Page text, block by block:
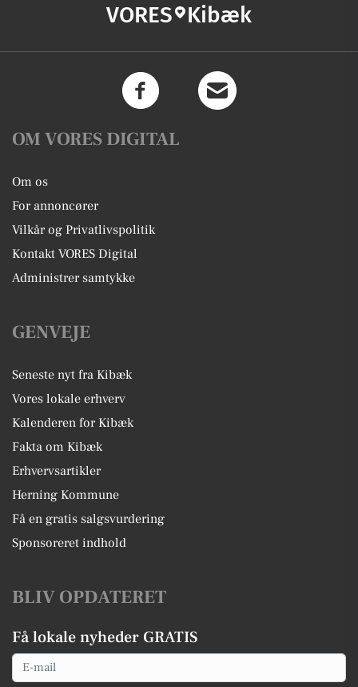
VORES Kibæk
OM VORES DIGITAL
Om os
For annoncører
Vilkår og Privatlivspolitik
Kontakt VORES Digital
Administrer samtykke
GENVEJE
Seneste nyt fra Kibæk
Vores lokale erhverv
Kalenderen for Kibæk
Fakta om Kibæk
Erhvervsartikler
Herning Kommune
Få en gratis salgsvurdering
Sponsoreret indhold
BLIV OPDATERET
Få lokale nyheder GRATIS
Email